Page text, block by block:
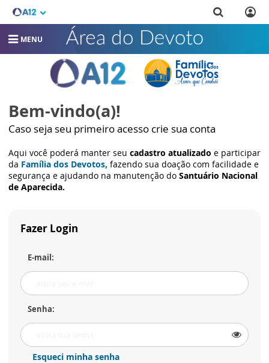
MENU
Bem-vindo(a)!
Caso seja seu primeiro acesso crie sua conta
Aqui você poderá manter seu cadastro atualizado e participar
da Família dos Devotos, fazendo sua doação com facilidade e
segurança e ajudando na manutenção do Santuário Nacional
de Aparecida.
Fazer Login
E-mail:
Senha:
Esqueci minha senha